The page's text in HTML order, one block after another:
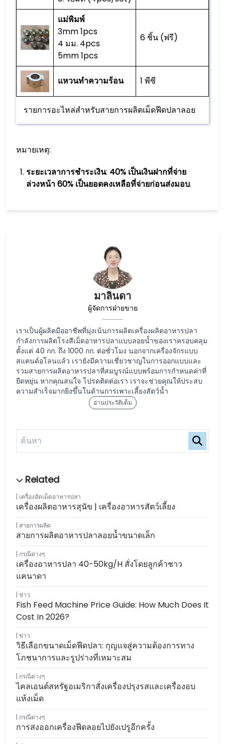
มาลินดา
ผู้จัดการฝ่ายขาย
เราเป็นผู้ผลิตมืออาชีพที่มุ่งเน้นการผลิตเครื่องผลิตอาหารปลา
กำลังการผลิตโรงสีเม็ดอาหารปลาแบบลอยน้ำของเราครอบคลุม
ตั้งแต่ 40 กก. ถึง 1000 กก. ต่อชั่วโมง นอกจากเครื่องจักรแบบ
สแตนด์อโลนแล้ว เรายังมีความเชี่ยวชาญในการออกแบบและ
รวมสายการผลิตอาหารปลาที่สมบูรณ์แบบพร้อมการกำหนดค่าที่
ยืดหยุ่น หากคุณสนใจ โปรดติดต่อเรา เราจะช่วยคุณให้ประสบ
ความสำเร็จมากยิ่งขึ้นในด้านการเพาะเลี้ยงสัตว์น้ำ
อ่านประวัติเต็ม
เครื่องอัดเม็ดอาหารปลา
เครื่องผลิตอาหารสุนัข | เครื่องอาหารสัตว์เลี้ยง
สายการผลิต
สายการผลิตอาหารปลาลอยน้ำขนาดเล็ก
กรณีต่างๆ
เครื่องอาหารปลา 40-50kg/h สั่งโดยลูกค้าชาว
แคนาดา
ข่าว
Fish Feed Machine Price Guide: How Much Does It
Cost In 2026?
ข่าว
วิธีเลือกขนาดเม็ดฟีดปลา: กุญแจสู่ความต้องการทาง
โภชนาการและรูปร่างที่เหมาะสม
กรณีต่างๆ
ไคลเอนต์สหรัฐอเมริกาสั่งเครื่องปรุงรสและเครื่องอบ
แห้งเม็ด
กรณีต่างๆ
การส่งออกเครื่องฟีดลอยไปยังเปรูอีกครั้ง
แม่พิมพ์
3mm 1pcs
4 มม. 4pcs
5mm 1pcs
6 ชิ้น (ฟรี)
แหวนทำความร้อน 1 พีซี
รายการอะไหล่สำหรับสายการผลิตเม็ดฟีดปลาลอย
หมายเหตุ:
ระยะเวลาการชำระเงิน: 40% เป็นเงินฝากที่จ่าย
ล่วงหน้า 60% เป็นยอดคงเหลือที่จ่ายก่อนส่งมอบ.